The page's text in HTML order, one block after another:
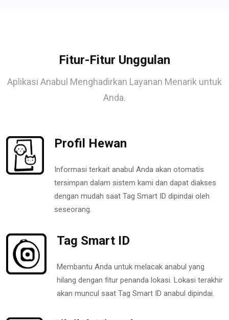
Fitur-Fitur Unggulan
Aplikasi Anabul Menghadirkan Layanan Menarik untuk
Anda.
Profil Hewan
Informasi terkait anabul Anda akan otomatis
tersimpan dalam sistem kami dan dapat diakses
dengan mudah saat Tag Smart ID dipindai oleh
seseorang.
Tag Smart ID
Membantu Anda untuk melacak anabul yang
hilang dengan fitur penanda lokasi. Lokasi terakhir
akan muncul saat Tag Smart ID anabul dipindai.